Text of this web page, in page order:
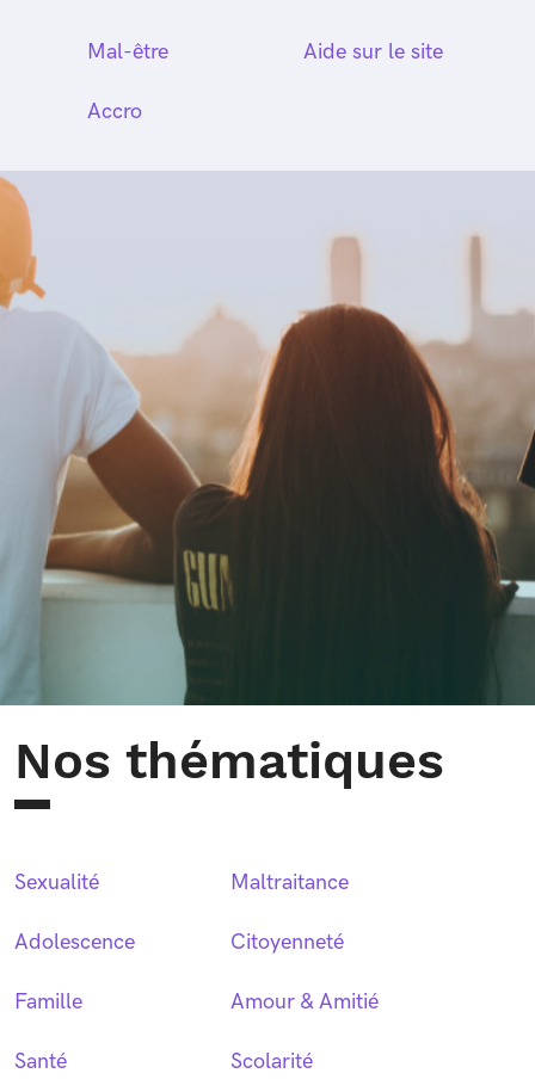
Mal-être
Accro
Aide sur le site
Nos thématiques
Sexualité
Adolescence
Famille
Santé
Maltraitance
Citoyenneté
Amour & Amitié
Scolarité